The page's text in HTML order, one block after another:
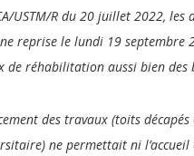
USTM/R du 20 juillet 2022, les
reprise le lundi 19 septembre
réhabilitation aussi bien des
des travaux (toits
ne permettait ni